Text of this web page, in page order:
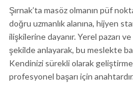
Şırnak’ta masöz olmanın püf
doğru uzmanlık alanına, hijyen
ilişkilerine dayanır. Yerel pazarı
şekilde anlayarak, bu meslekte
Kendinizi sürekli olarak
profesyonel başarı için